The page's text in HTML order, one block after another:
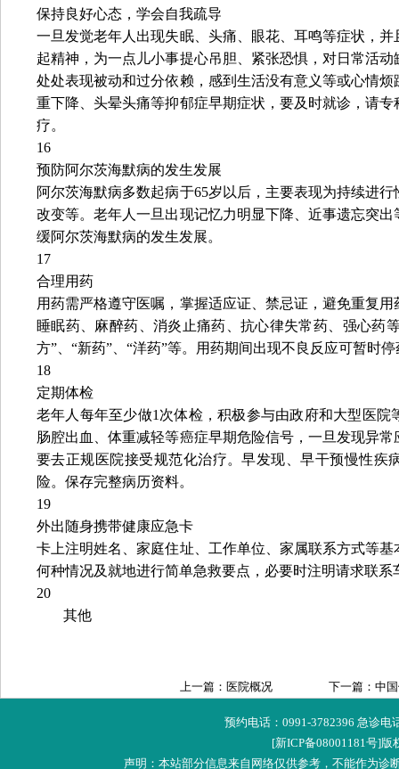
保持良好心态，学会自我疏导
一旦发觉老年人出现失眠、头痛、眼花、耳鸣等症状，
起精神，为一点儿小事提心吊胆、紧张恐惧，对日常活
处处表现被动和过分依赖，感到生活没有意义等或心情
重下降、头晕头痛等抑郁症早期症状，要及时就诊，请
疗。
16
预防阿尔茨海默病的发生发展
阿尔茨海默病多数起病于65岁以后，主要表现为持续进
改变等。老年人一旦出现记忆力明显下降、近事遗忘突
缓阿尔茨海默病的发生发展。
17
合理用药
用药需严格遵守医嘱，掌握适应证、禁忌证，避免重复
睡眠药、麻醉药、消炎止痛药、抗心律失常药、强心药
方”、“新药”、“洋药”等。用药期间出现不良反应可暂时
18
定期体检
老年人每年至少做1次体检，积极参与由政府和大型医
肠腔出血、体重减轻等癌症早期危险信号，一旦发现异
要去正规医院接受规范化治疗。早发现、早干预慢性疾
险。保存完整病历资料。
19
外出随身携带健康应急卡
卡上注明姓名、家庭住址、工作单位、家属联系方式等
何种情况及就地进行简单急救要点，必要时注明请求联系
20
其他
上一篇：医院概况 下一篇：中
预约电话：0991-3782396 急诊电
[新ICP备08001181号]版
声明：本站部分信息来自网络仅供参考，不能作为诊